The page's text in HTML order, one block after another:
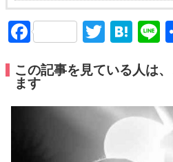
FacebookTwitter
この記事を見ている人は
ます